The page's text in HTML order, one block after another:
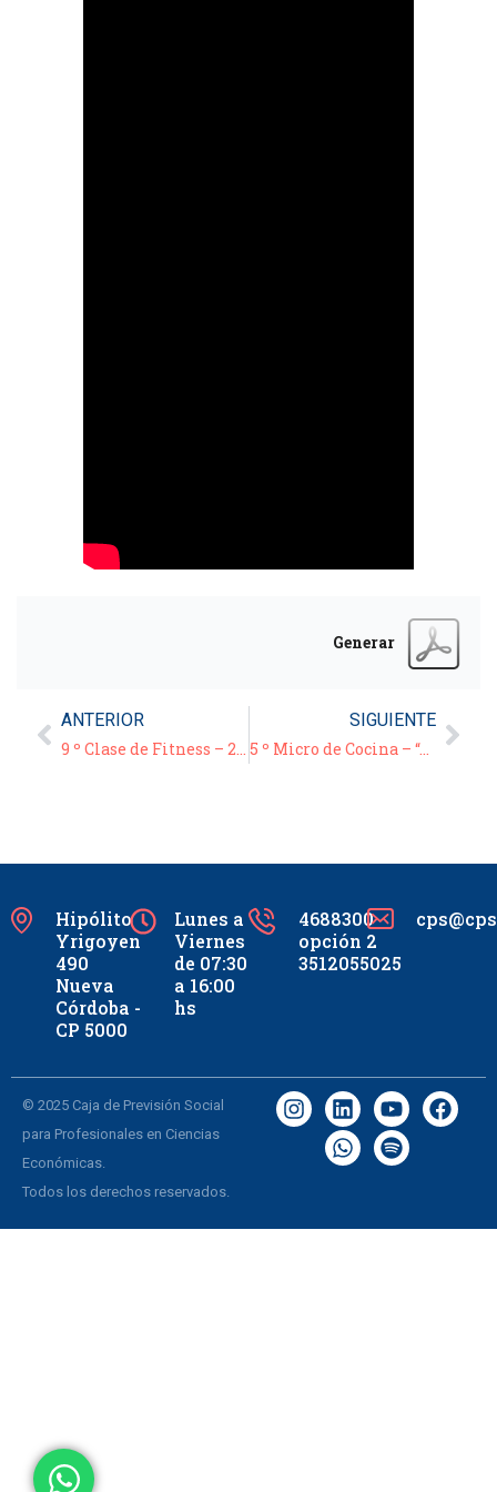
Generar
ANTERIOR
9 º Clase de Fitness – 22/03/21
SIGUIENTE
5 º Micro de Cocina – “Arrollado de pollo con papas” –
Hipólito
Yrigoyen
490
Nueva
Córdoba -
CP 5000
Lunes a
Viernes
de 07:30
a 16:00
hs
4688300
opción 2
3512055025
© 2025 Caja de Previsión Social
para Profesionales en Ciencias
Económicas.
Todos los derechos reservados.